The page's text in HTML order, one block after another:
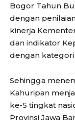
Bogor Tahun
dengan
kinerja
dan indikator
dengan kategori
Sehingga
Kahuripan
ke-5 tingkat
Provinsi Jawa